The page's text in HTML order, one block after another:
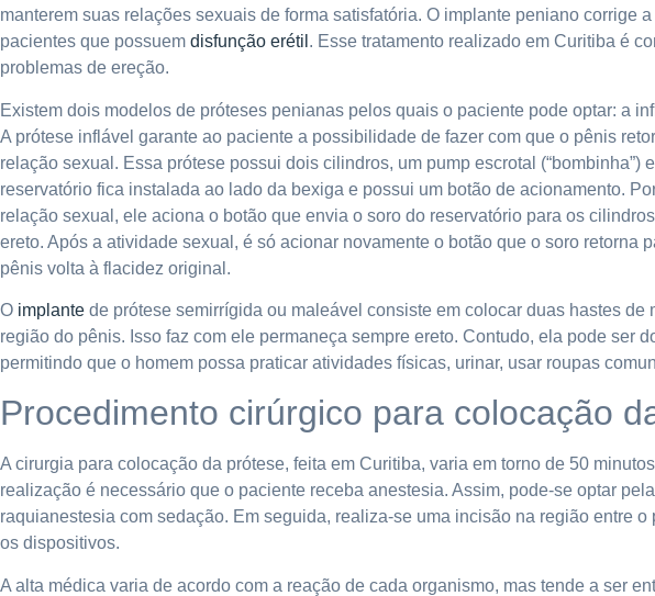
manterem suas relações sexuais de forma satisfatória. O implante peniano corrige
pacientes que possuem disfunção erétil . Esse tratamento realizado em Curitiba é
problemas de ereção.
Existem dois modelos de próteses penianas pelos quais o paciente pode optar: a
A prótese inflável garante ao paciente a possibilidade de fazer com que o pênis
relação sexual. Essa prótese possui dois cilindros, um pump escrotal (“bombinha”)
reservatório fica instalada ao lado da bexiga e possui um botão de acionamento.
relação sexual, ele aciona o botão que envia o soro do reservatório para os
ereto. Após a atividade sexual, é só acionar novamente o botão que o soro retorna
pênis volta à flacidez original.
O implante de prótese semirrígida ou maleável consiste em colocar duas hastes de
região do pênis. Isso faz com ele permaneça sempre ereto. Contudo, ela pode ser
permitindo que o homem possa praticar atividades físicas, urinar, usar roupas
Procedimento cirúrgico para colocação
A cirurgia para colocação da prótese, feita em Curitiba, varia em torno de 50
realização é necessário que o paciente receba anestesia. Assim, pode-se optar
raquianestesia com sedação. Em seguida, realiza-se uma incisão na região entre
os dispositivos.
A alta médica varia de acordo com a reação de cada organismo, mas tende a ser